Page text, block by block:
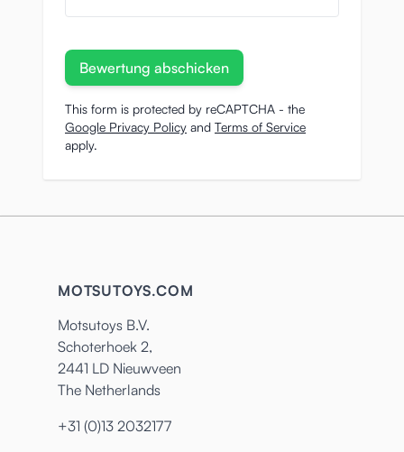
Bewertung abschicken
This form is protected by reCAPTCHA - the
Google Privacy Policy and Terms of Service
apply.
MOTSUTOYS.COM
Motsutoys B.V.
Schoterhoek 2,
2441 LD Nieuwveen
The Netherlands
+31 (0)13 2032177